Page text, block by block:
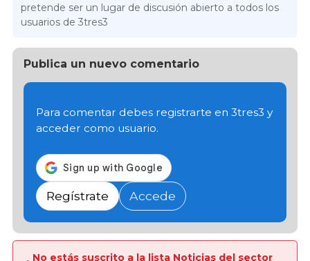
pretende ser un lugar de discusión abierto a todos los
usuarios de 3tres3
Publica un nuevo comentario
Para comentar debes registrarte en 3tres3 y
acceder como usuario.
Regístrate Accede
No estás suscrito a la lista Noticias del sector